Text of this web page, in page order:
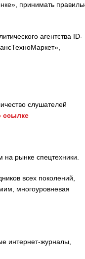
принимать
агентства ID-
слушателей
ссылке
рынке спецтехники.
всех поколений,
многоуровневая
интернет-журналы,